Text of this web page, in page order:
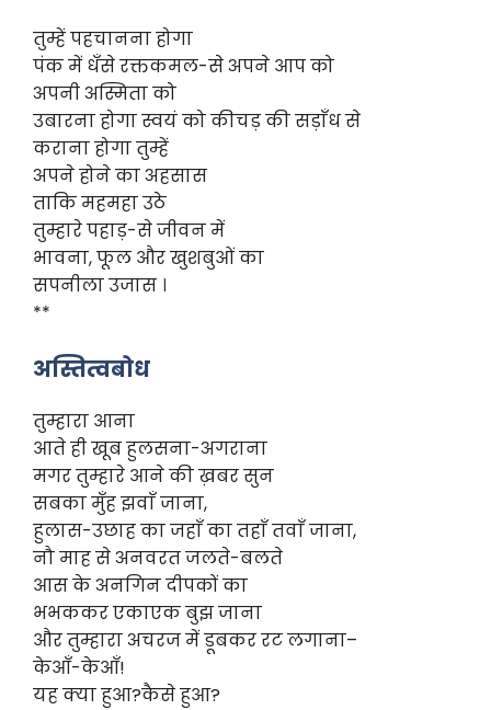
तुम्हें पहचानना होगा
पंक में धँसे रक्तकमल-से अपने आप को
अपनी अस्मिता को
उबारना होगा स्वयं को कीचड़ की सड़ाँध से
कराना होगा तुम्हें
अपने होने का अहसास
ताकि महमहा उठे
तुम्हारे पहाड़-से जीवन में
भावना, फूल और खुशबुओं का
सपनीला उजास ।
**
अस्तित्वबोध
तुम्हारा आना
आते ही खूब हुलसना-अगराना
मगर तुम्हारे आने की ख़बर सुन
सबका मुँह झवाँ जाना,
हुलास-उछाह का जहाँ का तहाँ तवाँ जाना,
नौ माह से अनवरत जलते-बलते
आस के अनगिन दीपकों का
भभककर एकाएक बुझ जाना
और तुम्हारा अचरज में डूबकर रट लगाना–
केआँ-केआँ!
यह क्या हुआ?कैसे हुआ?